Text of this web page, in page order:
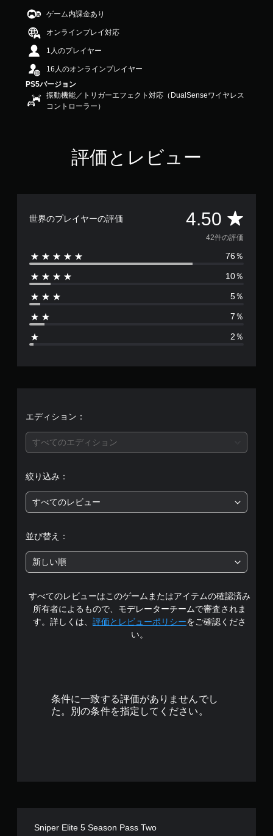
4
5
で
す
ゲーム内課金あり
オンラインプレイ対応
1人のプレイヤー
16人のオンラインプレイヤー
PS5バージョン
振動機能／トリガーエフェクト対応（DualSenseワイヤレス
コントローラー）
評価とレビュー
世界のプレイヤーの評価 4.50 評
価
数
は
2
5
段
中
の
4
.
42件の評価
76％
10％
5％
7％
2％
エディション：
すべてのエディション
絞り込み：
すべてのレビュー
並び替え：
新しい順
すべてのレビューはこのゲームまたはアイテムの確認済み
所有者によるもので、モデレーターチームで審査されま
す。詳しくは、 評価とレビューポリシーをご確認くださ
い。
条件に一致する評価がありませんでし
た。別の条件を指定してください。
Sniper Elite 5 Season Pass Two